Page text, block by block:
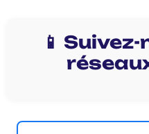
📱